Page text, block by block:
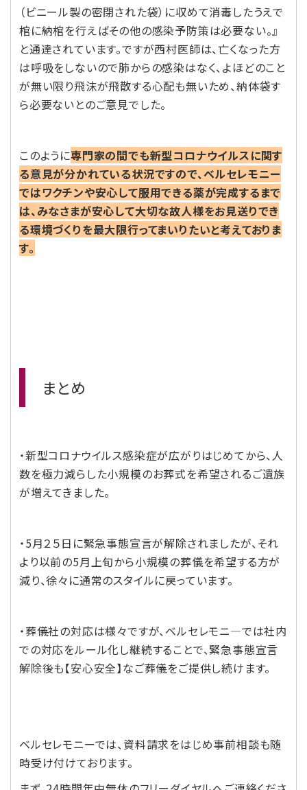
（ビニール製の密閉された袋）に収めて消毒したうえで
棺に納棺を行えばその他の感染予防策は必要ない。』
と通達されています。ですが西村医師は、亡くなった方
は呼吸をしないので肺からの感染はなく、よほどのこと
が無い限り飛沫が飛散する心配も無いため、納体袋す
ら必要ないとのご意見でした。
このように専門家の間でも新型コロナウイルスに関す
る意見が分かれている状況ですので、ベルセレモニー
ではワクチンや安心して服用できる薬が完成するまで
は、みなさまが安心して大切な故人様をお見送りでき
る環境づくりを最大限行ってまいりたいと考えておりま
す。
まとめ
・新型コロナウイルス感染症が広がりはじめてから、人
数を極力減らした小規模のお葬式を希望されるご遺族
が増えてきました。
・5月２５日に緊急事態宣言が解除されましたが、それ
より以前の5月上旬から小規模の葬儀を希望する方が
減り、徐々に通常のスタイルに戻っています。
・葬儀社の対応は様々ですが、ベルセレモニ―では社内
での対応をルール化し継続することで、緊急事態宣言
解除後も【安心安全】なご葬儀をご提供し続けます。
ベルセレモニーでは、資料請求をはじめ事前相談も随
時受け付けております。